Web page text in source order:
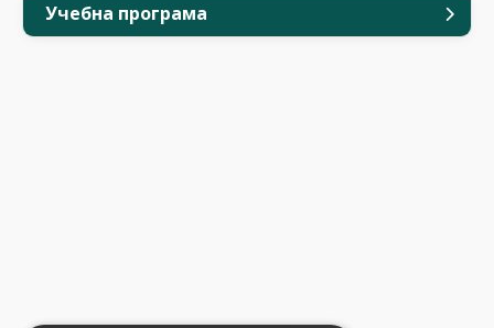
Учебна програма